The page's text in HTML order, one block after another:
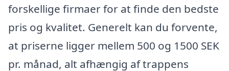
forskellige firmaer for at finde den bedste
pris og kvalitet. Generelt kan du forvente,
at priserne ligger mellem 500 og 1500 SEK
pr. månad, alt afhængig af trappens